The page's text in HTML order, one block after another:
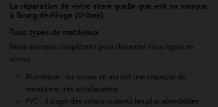
La réparation de votre store quelle que soit sa marque
à Bourg-de-Péage (Drôme)
Tous types de matériaux
Nous sommes compétents pour dépanner tous types de
stores...
Aluminium : les stores en alu ont une capacité de
résistance très satisfaisante.
PVC : il s'agit des volets roulants les plus abordables